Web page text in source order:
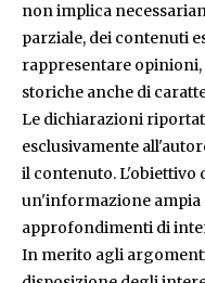
non implica
parziale, dei contenuti
rappresentare
storiche anche di
Le dichiarazioni
esclusivamente
il contenuto. L'obiettivo
un'informazione ampia
approfondimenti di
In merito agli